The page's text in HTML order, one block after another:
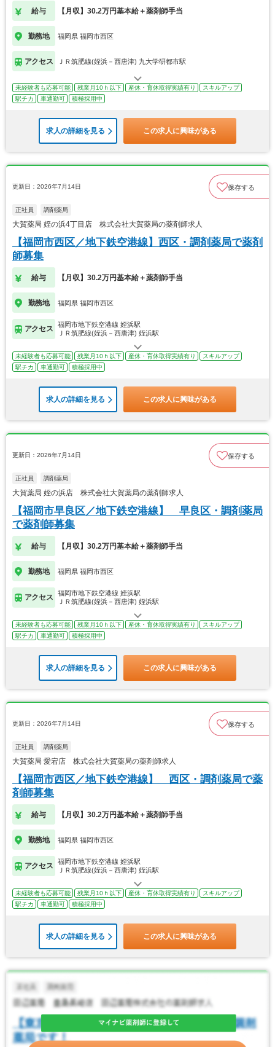
給与 【月収】30.2万円基本給＋薬剤師手当
勤務地 福岡県 福岡市西区
アクセス ＪＲ筑肥線(姪浜－西唐津) 九大学研都市駅
未経験者も応募可能 残業月10ｈ以下 産休・育休取得実績有り
スキルアップ
駅チカ
車通勤可 積極採用中
求人の詳細を見る この求人に興味がある
更新日：2026年7月14日 保存する
正社員 調剤薬局
大賀薬局 姪の浜4丁目店 株式会社大賀薬局の薬剤師求人
【福岡市西区／地下鉄空港線】西区・調剤薬局で薬剤
師募集
給与 【月収】30.2万円基本給＋薬剤師手当
勤務地 福岡県 福岡市西区
アクセス
福岡市地下鉄空港線 姪浜駅
ＪＲ筑肥線(姪浜－西唐津) 姪浜駅
未経験者も応募可能 残業月10ｈ以下 産休・育休取得実績有り
スキルアップ
駅チカ
車通勤可 積極採用中
求人の詳細を見る この求人に興味がある
更新日：2026年7月14日 保存する
正社員 調剤薬局
大賀薬局 姪の浜店 株式会社大賀薬局の薬剤師求人
【福岡市早良区／地下鉄空港線】 早良区・調剤薬局
で薬剤師募集
給与 【月収】30.2万円基本給＋薬剤師手当
勤務地 福岡県 福岡市西区
アクセス
福岡市地下鉄空港線 姪浜駅
ＪＲ筑肥線(姪浜－西唐津) 姪浜駅
未経験者も応募可能 残業月10ｈ以下 産休・育休取得実績有り
スキルアップ
駅チカ
車通勤可 積極採用中
求人の詳細を見る この求人に興味がある
更新日：2026年7月14日 保存する
正社員 調剤薬局
大賀薬局 愛宕店 株式会社大賀薬局の薬剤師求人
【福岡市西区／地下鉄空港線】 西区・調剤薬局で薬
剤師募集
給与 【月収】30.2万円基本給＋薬剤師手当
勤務地 福岡県 福岡市西区
アクセス
福岡市地下鉄空港線 姪浜駅
ＪＲ筑肥線(姪浜－西唐津) 姪浜駅
未経験者も応募可能 残業月10ｈ以下 産休・育休取得実績有り
スキルアップ
駅チカ
車通勤可 積極採用中
求人の詳細を見る この求人に興味がある